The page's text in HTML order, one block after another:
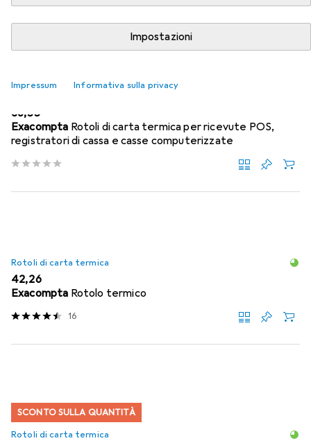
Impostazioni
Impressum Informativa sulla privacy
Rilevanza
EUR
36,55
Exacompta Rotoli di carta termica per ricevute POS,
registratori di cassa e casse computerizzate
Rotoli di carta termica
EUR
42,26
Exacompta Rotolo termico
16
SCONTO SULLA QUANTITÀ
Rotoli di carta termica